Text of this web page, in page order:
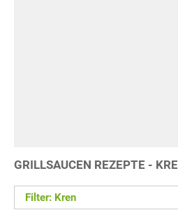
GRILLSAUCEN REZEPTE -
Filter: Kren